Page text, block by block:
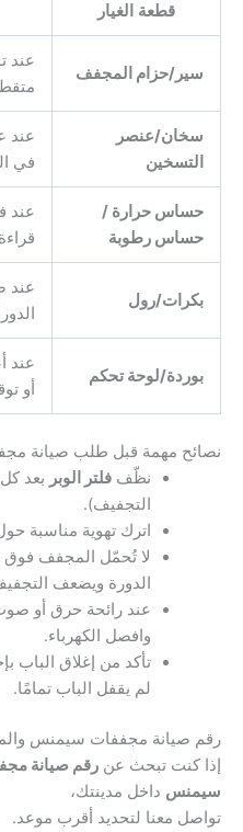
قطعة الغيار
سير/حزام المجفف
عند
سخان/عنصر
التسخين
عند
في
حساس حرارة /
حساس رطوبة
عند
بكرات/رول
عند
بوردة/لوحة تحكم
عند
أو
نصائح مهمة قبل طلب صيانة
نظّف فلتر الوبر بعد
التجفيف).
اترك تهوية مناسبة
لا تُحمّل المجفف فوق
الدورة ويضعف
عند رائحة حرق أو
وافصل الكهرباء.
تأكد من إغلاق الباب
لم يقفل الباب تمامًا.
رقم صيانة مجففات سيمنس
إذا كنت تبحث عن رقم صيانة
سيمنس داخل مدينتك،
تواصل معنا لتحديد أقرب موعد.